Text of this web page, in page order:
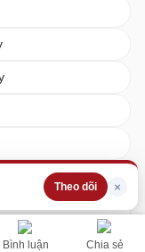
Bình luận Chia sẻ
Theo dõi ×